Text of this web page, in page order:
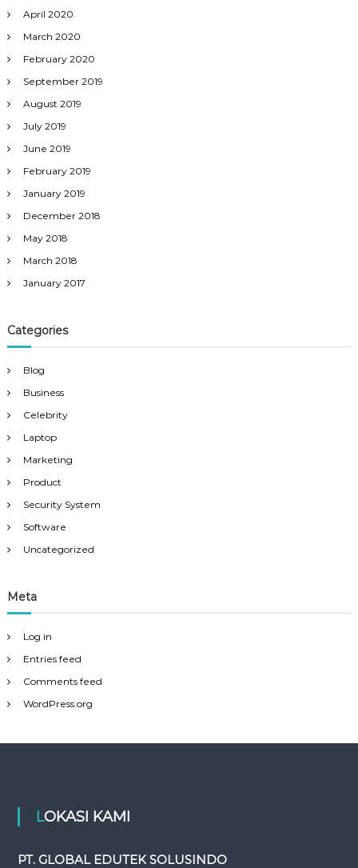
April 2020
March 2020
February 2020
September 2019
August 2019
July 2019
June 2019
February 2019
January 2019
December 2018
May 2018
March 2018
January 2017
Categories
Blog
Business
Celebrity
Laptop
Marketing
Product
Security System
Software
Uncategorized
Meta
Log in
Entries feed
Comments feed
WordPress.org
LOKASI KAMI
PT. GLOBAL EDUTEK SOLUSINDO